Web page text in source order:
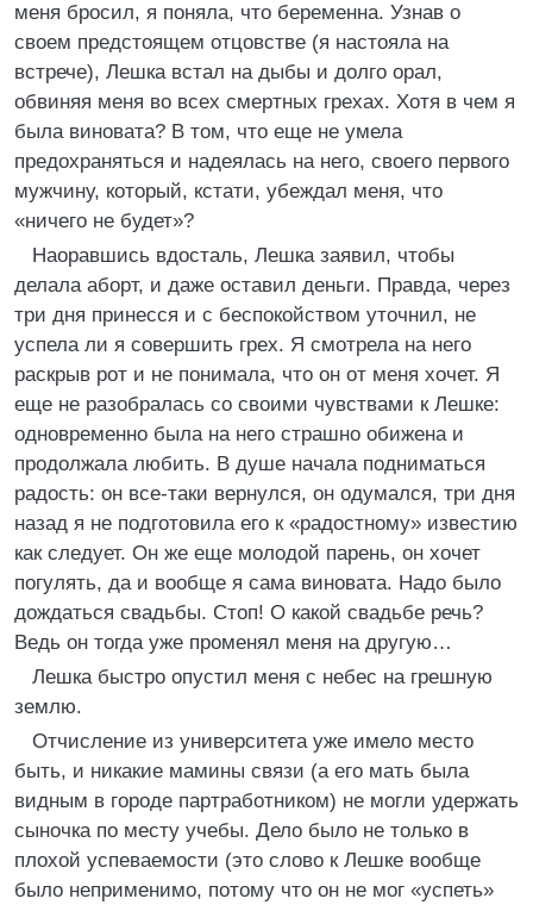
меня бросил, я поняла, что беременна. Узнав о
своем предстоящем отцовстве (я настояла на
встрече), Лешка встал на дыбы и долго орал,
обвиняя меня во всех смертных грехах. Хотя в чем я
была виновата? В том, что еще не умела
предохраняться и надеялась на него, своего первого
мужчину, который, кстати, убеждал меня, что
«ничего не будет»?
Наоравшись вдосталь, Лешка заявил, чтобы
делала аборт, и даже оставил деньги. Правда, через
три дня принесся и с беспокойством уточнил, не
успела ли я совершить грех. Я смотрела на него
раскрыв рот и не понимала, что он от меня хочет. Я
еще не разобралась со своими чувствами к Лешке:
одновременно была на него страшно обижена и
продолжала любить. В душе начала подниматься
радость: он все-таки вернулся, он одумался, три дня
назад я не подготовила его к «радостному» известию
как следует. Он же еще молодой парень, он хочет
погулять, да и вообще я сама виновата. Надо было
дождаться свадьбы. Стоп! О какой свадьбе речь?
Ведь он тогда уже променял меня на другую…
Лешка быстро опустил меня с небес на грешную
землю.
Отчисление из университета уже имело место
быть, и никакие мамины связи (а его мать была
видным в городе партработником) не могли удержать
сыночка по месту учебы. Дело было не только в
плохой успеваемости (это слово к Лешке вообще
было неприменимо, потому что он не мог «успеть»